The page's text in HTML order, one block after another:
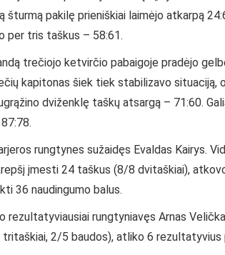
šturmą pakilę prieniškiai laimėjo atkarpą
per tris taškus – 58:61.
trečiojo ketvirčio pabaigoje pradėjo
kapitonas šiek tiek stabilizavo situaciją,
dviženklę taškų atsargą – 71:60.
rungtynes sužaidęs Evaldas Kairys.
įmesti 24 taškus (8/8 dvitaškiai),
36 naudingumo balus.
rezultatyviausiai rungtyniavęs Arnas
2/5 baudos), atliko 6 rezultatyvius